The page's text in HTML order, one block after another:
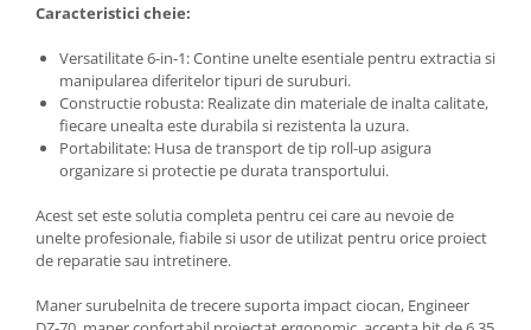
Caracteristici cheie:
Versatilitate 6-in-1: Contine unelte esentiale pentru extractia si
manipularea diferitelor tipuri de suruburi.
Constructie robusta: Realizate din materiale de inalta calitate,
fiecare unealta este durabila si rezistenta la uzura.
Portabilitate: Husa de transport de tip roll-up asigura
organizare si protectie pe durata transportului.
Acest set este solutia completa pentru cei care au nevoie de
unelte profesionale, fiabile si usor de utilizat pentru orice proiect
de reparatie sau intretinere.
Maner surubelnita de trecere suporta impact ciocan, Engineer